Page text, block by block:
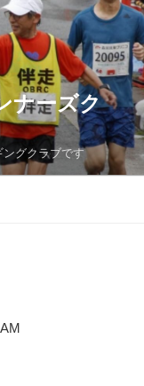
ナーズク
グクラブです